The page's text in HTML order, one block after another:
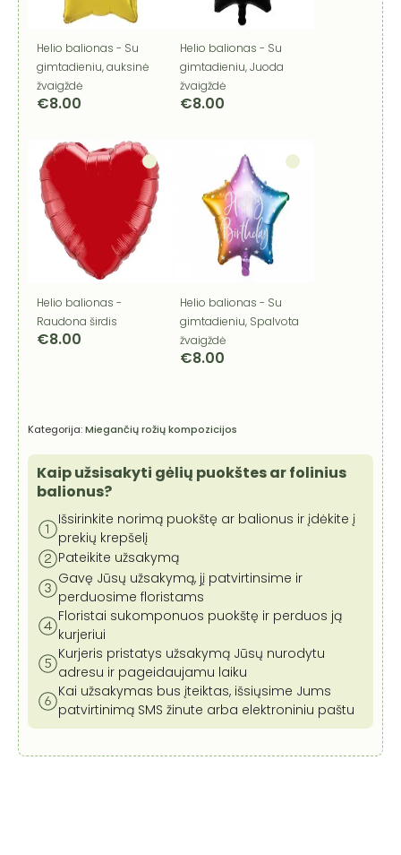
Helio balionas - Su
gimtadieniu, auksinė
žvaigždė
€8.00
Helio balionas - Su
gimtadieniu, Juoda
žvaigždė
€8.00
Helio balionas -
Raudona širdis
€8.00
Helio balionas - Su
gimtadieniu, Spalvota
žvaigždė
€8.00
Kategorija:Miegančių rožių kompozicijos
Kaip užsisakyti gėlių puokštes ar folinius
balionus?
Išsirinkite norimą puokštę ar balionus ir įdėkite į
prekių krepšelį
Pateikite užsakymą
Gavę Jūsų užsakymą, jį patvirtinsime ir
perduosime floristams
Floristai sukomponuos puokštę ir perduos ją
kurjeriui
Kurjeris pristatys užsakymą Jūsų nurodytu
adresu ir pageidaujamu laiku
Kai užsakymas bus įteiktas, išsiųsime Jums
patvirtinimą SMS žinute arba elektroniniu paštu